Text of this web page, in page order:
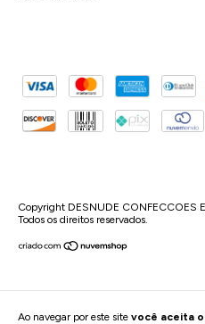
Ao navegar por este site você aceita
Copyright DESNUDE
Todos os direitos reservados.